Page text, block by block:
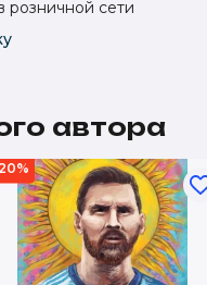
розничной сети
автора